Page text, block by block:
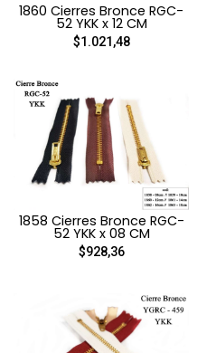
1860 Cierres Bronce RGC-
52 YKK x 12 CM
$1.021,48
1858 Cierres Bronce RGC-
52 YKK x 08 CM
$928,36